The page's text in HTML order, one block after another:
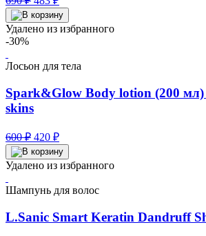
цена
составляла
цена:
483 ₽.
Удалено из избранного
-30%
Лосьон для тела
Spark&Glow Body lotion (200 мл)
skins
600₽ Первоначальная
цена
составляла
420 ₽Текущая
цена:
420 ₽.
Удалено из избранного
Шампунь для волос
L.Sanic Smart Keratin Dandruff